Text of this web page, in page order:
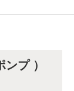
プ ）